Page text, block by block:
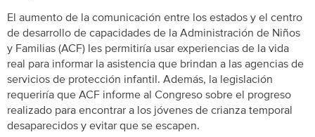
El aumento de la comunicación entre los estados y el centro
de desarrollo de capacidades de la Administración de Niños
y Familias (ACF) les permitiría usar experiencias de la vida
real para informar la asistencia que brindan a las agencias de
servicios de protección infantil. Además, la legislación
requeriría que ACF informe al Congreso sobre el progreso
realizado para encontrar a los jóvenes de crianza temporal
desaparecidos y evitar que se escapen.